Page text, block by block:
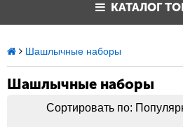
КАТАЛОГ
Шашлычные наборы
Шашлычные наборы
Сортировать по: